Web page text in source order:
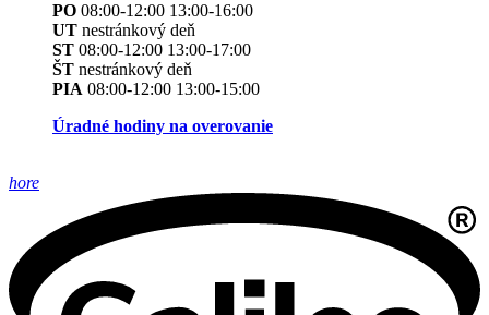
PO 08:00-12:00 13:00-16:00
UT nestránkový deň
ST 08:00-12:00 13:00-17:00
ŠT nestránkový deň
PIA 08:00-12:00 13:00-15:00
Úradné hodiny na overovanie
hore